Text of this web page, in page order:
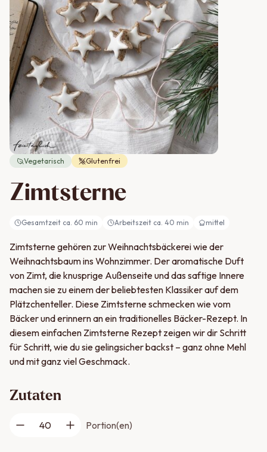
Vegetarisch Glutenfrei
Zimtsterne
Gesamtzeit ca. 60 min Arbeitszeit ca. 40 min mittel
Zimtsterne gehören zur Weihnachtsbäckerei wie der
Weihnachtsbaum ins Wohnzimmer. Der aromatische Duft
von Zimt, die knusprige Außenseite und das saftige Innere
machen sie zu einem der beliebtesten Klassiker auf dem
Plätzchenteller. Diese Zimtsterne schmecken wie vom
Bäcker und erinnern an ein traditionelles Bäcker-Rezept. In
diesem einfachen Zimtsterne Rezept zeigen wir dir Schritt
für Schritt, wie du sie gelingsicher backst – ganz ohne Mehl
und mit ganz viel Geschmack.
Zutaten
40 Portion(en)